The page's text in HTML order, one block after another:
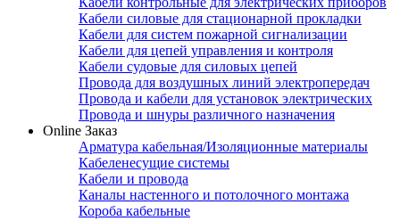
Кабели силовые для стационарной прокладки
Кабели для систем пожарной сигнализации
Кабели для цепей управления и контроля
Кабели судовые для силовых цепей
Провода для воздушных линий электропередач
Провода и кабели для установок электрических
Провода и шнуры различного назначения
Online Заказ
Арматура кабельная/Изоляционные материалы
Кабеленесущие системы
Кабели и провода
Каналы настенного и потолочного монтажа
Короба кабельные